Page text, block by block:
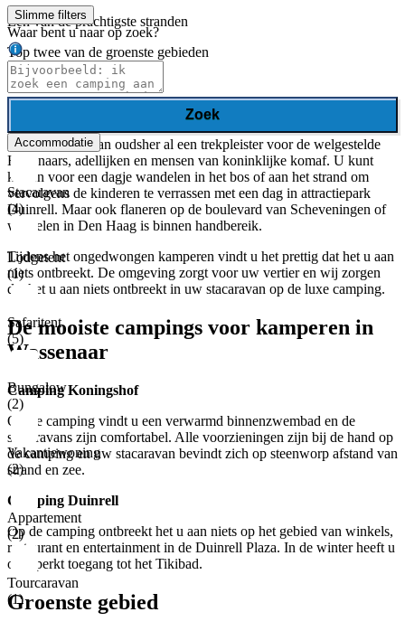
Een van de prachtigste stranden
Top twee van de groenste gebieden
Attractiepark
Deze streek is van oudsher al een trekpleister voor de welgestelde
Hagenaars, adellijken en mensen van koninklijke komaf. U kunt
kiezen voor een dagje wandelen in het bos of aan het strand om
vervolgens de kinderen te verrassen met een dag in attractiepark
Duinrell. Maar ook flaneren op de boulevard van Scheveningen of
winkelen in Den Haag is binnen handbereik.
Tijdens het ongedwongen kamperen vindt u het prettig dat het u aan
niets ontbreekt. De omgeving zorgt voor uw vertier en wij zorgen
dat het u aan niets ontbreekt in uw stacaravan op de luxe camping.
De mooiste campings voor kamperen in
Wassenaar
Camping Koningshof
Op de camping vindt u een verwarmd binnenzwembad en de
stacaravans zijn comfortabel. Alle voorzieningen zijn bij de hand op
de camping en uw stacaravan bevindt zich op steenworp afstand van
strand en zee.
Camping Duinrell
Op de camping ontbreekt het u aan niets op het gebied van winkels,
restaurant en entertainment in de Duinrell Plaza. In de winter heeft u
onbeperkt toegang tot het Tikibad.
Groenste gebied
Slimme filters
Waar bent u naar op zoek?
Zoek
Accommodatie
Stacaravan
(4)
Lodgetent
(1)
Safaritent
(5)
Bungalow
(2)
Vakantiewoning
(2)
Appartement
(2)
Tourcaravan
(1)